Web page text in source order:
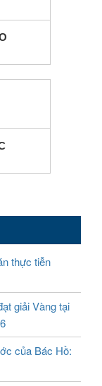
thực tiễn
giải Vàng tại
của Bác Hồ: